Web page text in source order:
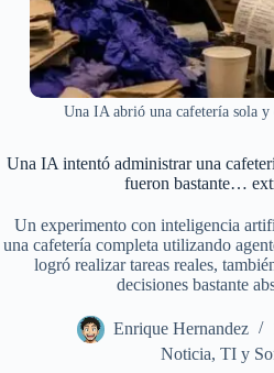
Una IA abrió una cafetería sola y
Una IA intentó administrar una
fueron bastante…
Un experimento con inteligencia
una cafetería completa utilizando
logró realizar tareas reales,
decisiones bastante
Enrique Hernandez
Noticia,TI y